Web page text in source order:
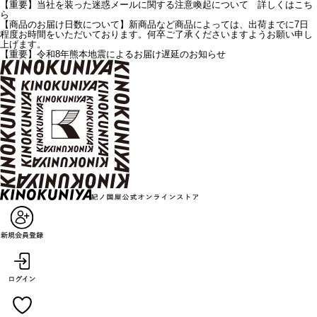
【重要】当社を装った迷惑メールに関する注意喚起について 詳しくはこち
ら
【商品のお届け日数について】新商品など商品によっては、出荷までに7日
程度お時間をいただいております。何卒ご了承くださいますようお願い申し
上げます。
【重要】令和8年熊本地震によるお届け遅延のお知らせ